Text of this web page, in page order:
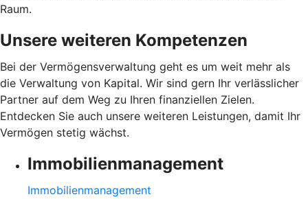
Raum.
Unsere weiteren Kompetenzen
Bei der Vermögensverwaltung geht es um weit mehr als
die Verwaltung von Kapital. Wir sind gern Ihr verlässlicher
Partner auf dem Weg zu Ihren finanziellen Zielen.
Entdecken Sie auch unsere weiteren Leistungen, damit Ihr
Vermögen stetig wächst.
Immobilienmanagement
Immobilienmanagement